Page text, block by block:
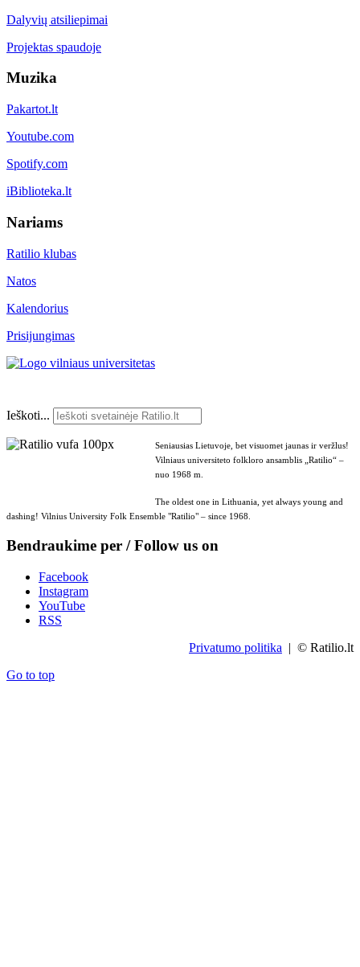
Dalyvių atsiliepimai
Projektas spaudoje
Muzika
Pakartot.lt
Youtube.com
Spotify.com
iBiblioteka.lt
Nariams
Ratilio klubas
Natos
Kalendorius
Prisijungimas
Ieškoti...
Seniausias Lietuvoje, bet visuomet jaunas ir veržlus!
Vilniaus universiteto folkloro ansamblis „Ratilio“ –
nuo 1968 m.
The oldest one in Lithuania, yet always young and
dashing! Vilnius University Folk Ensemble "Ratilio" – since 1968.
Bendraukime per / Follow us on
Facebook
Instagram
YouTube
RSS
Privatumo politika | © Ratilio.lt
Go to top